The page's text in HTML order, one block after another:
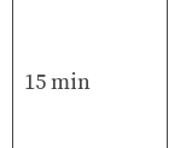
15 min